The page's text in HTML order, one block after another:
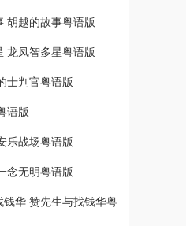
胡越的故事粤语版
龙凤智多星粤语版
士判官粤语版
语版
乐战场粤语版
念无明粤语版
华 赞先生与找钱华粤